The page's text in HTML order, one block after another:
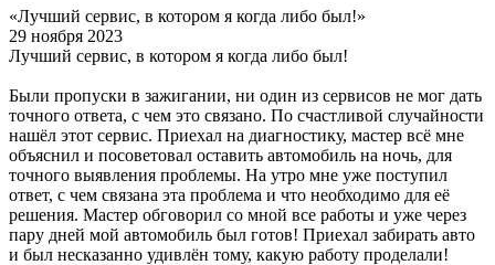
«Лучший сервис, в котором я когда либо был!»
29 ноября 2023
Лучший сервис, в котором я когда либо был!
Были пропуски в зажигании, ни один из сервисов не мог дать
точного ответа, с чем это связано. По счастливой случайности
нашёл этот сервис. Приехал на диагностику, мастер всё мне
объяснил и посоветовал оставить автомобиль на ночь, для
точного выявления проблемы. На утро мне уже поступил
ответ, с чем связана эта проблема и что необходимо для её
решения. Мастер обговорил со мной все работы и уже через
пару дней мой автомобиль был готов! Приехал забирать авто
и был несказанно удивлён тому, какую работу проделали!